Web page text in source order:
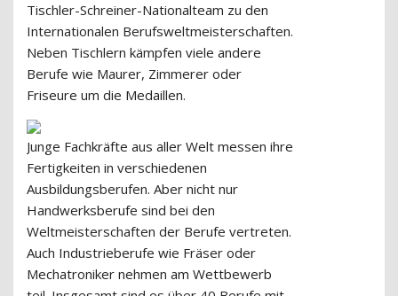
Tischler-Schreiner-Nationalteam zu den
Internationalen Berufsweltmeisterschaften.
Neben Tischlern kämpfen viele andere
Berufe wie Maurer, Zimmerer oder
Friseure um die Medaillen.
Junge Fachkräfte aus aller Welt messen ihre
Fertigkeiten in verschiedenen
Ausbildungsberufen. Aber nicht nur
Handwerksberufe sind bei den
Weltmeisterschaften der Berufe vertreten.
Auch Industrieberufe wie Fräser oder
Mechatroniker nehmen am Wettbewerb